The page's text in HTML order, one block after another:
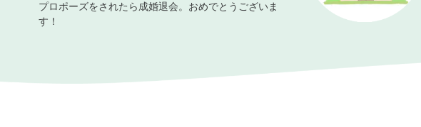
プロポーズをされたら成婚退会。おめでとうございま
す！